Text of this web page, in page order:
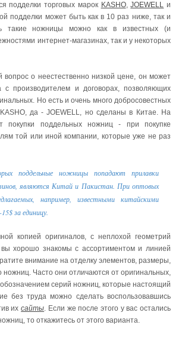
подделки торговых марок KASHO,JOEWELL и
подделки может быть как в 10 раз ниже, так и
такие ножницы можно как в известных (и
интернет-магазинах, так и у некоторых
вопрос о неестественно низкой цене, он может
производителем и договорах, позволяющих
Но есть и очень много добросовестных
да - JOEWELL, но сделаны в Китае. На
поддельных ножниц - при покупке
той или иной компании, которые уже не раз
поддельные ножницы попадают прилавки
являются Китай и Пакистан. При оптовых
например, известными китайскими
за единицу.
копией оригиналов, с неплохой геометрий
хорошо знакомы с ассортиментом и линией
внимание на отделку элементов, размеры,
ножниц. Часто они отличаются от оригинальных,
серий ножниц, которые настоящий
без труда можно сделать воспользовавшись
ихсайты. Если же после этого у вас остались
то откажитесь от этого варианта.